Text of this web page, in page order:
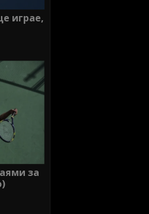
играе,
за